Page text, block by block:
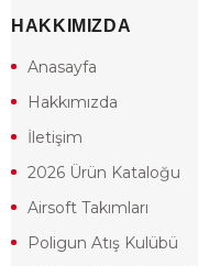
HAKKIMIZDA
Anasayfa
Hakkımızda
İletişim
2026 Ürün Kataloğu
Airsoft Takımları
Poligun Atış Kulübü